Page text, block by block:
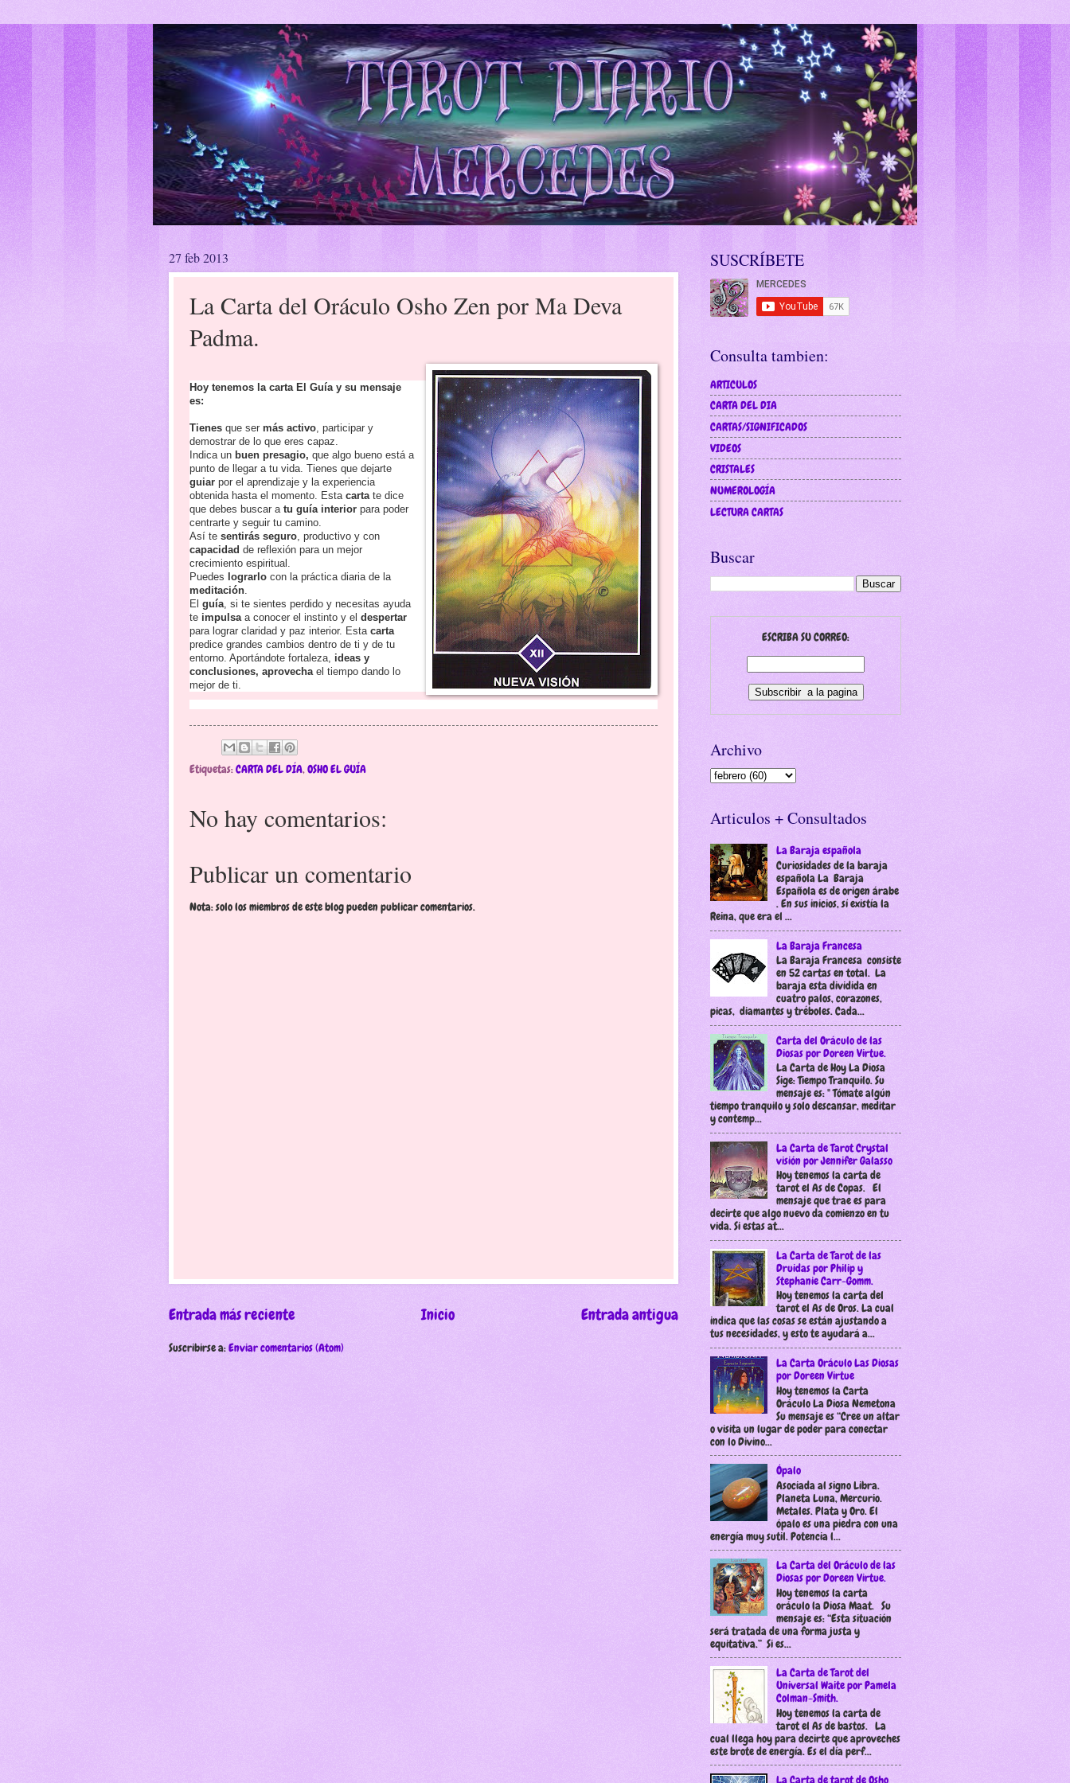
27 feb 2013
La Carta del Oráculo Osho Zen por Ma Deva
Padma.
Hoy tenemos la carta El Guía y su mensaje
es:
Tienes que ser más activo , participar y
demostrar de lo que eres capaz.
Indica un buen presagio, que algo bueno está a
punto de llegar a tu vida. Tienes que dejarte
guiar por el aprendizaje y la experiencia
obtenida hasta el momento. Esta carta te dice
que debes buscar a tu guía interior para poder
centrarte y seguir tu camino.
Así te sentirás seguro , productivo y con
capacidad de reflexión para un mejor
crecimiento espiritual.
Puedes lograrlo con la práctica diaria de la
meditación
El guía , si te sientes perdido y necesitas ayuda
te impulsa a conocer el instinto y el despertar
para lograr claridad y paz interior. Esta carta
predice grandes cambios dentro de ti y de tu
entorno. Aportándote fortaleza, ideas y
conclusiones, aprovecha el tiempo dando lo
mejor de ti.
Etiquetas:CARTA DEL DÍA,OSHO EL GUÍA
No hay comentarios:
Publicar un comentario
Nota: solo los miembros de este blog pueden publicar comentarios.
Entrada más reciente Entrada antigua
Inicio
Suscribirse a:Enviar comentarios (Atom)
SUSCRÍBETE
Consulta tambien:
ARTICULOS
CARTA DEL DIA
CARTAS/SIGNIFICADOS
VIDEOS
CRISTALES
NUMEROLOGÍA
LECTURA CARTAS
Buscar
ESCRIBA SU CORREO:
Archivo
Articulos + Consultados
La Baraja española
Curiosidades de la baraja
española La Baraja
Española es de origen árabe
. En sus inicios, sí existía la
Reina, que era el ...
La Baraja Francesa
La Baraja Francesa consiste
en 52 cartas en total. La
baraja esta dividida en
cuatro palos, corazones,
picas, diamantes y tréboles. Cada...
Carta del Oráculo de las
Diosas por Doreen Virtue.
La Carta de Hoy La Diosa
Sige: Tiempo Tranquilo. Su
mensaje es: " Tómate algún
tiempo tranquilo y solo descansar, meditar
y contemp...
La Carta de Tarot Crystal
visión por Jennifer Galasso
Hoy tenemos la carta de
tarot el As de Copas. El
mensaje que trae es para
decirte que algo nuevo da comienzo en tu
vida. Si estas at...
La Carta de Tarot de las
Druidas por Philip y
Stephanie Carr-Gomm.
Hoy tenemos la carta del
tarot el As de Oros. La cual
indica que las cosas se están ajustando a
tus necesidades, y esto te ayudará a...
La Carta Oráculo Las Diosas
por Doreen Virtue
Hoy tenemos la Carta
Oráculo La Diosa Nemetona
Su mensaje es “Cree un altar
o visita un lugar de poder para conectar
con lo Divino...
Ópalo
Asociada al signo Libra.
Planeta Luna, Mercurio.
Metales. Plata y Oro. El
ópalo es una piedra con una
energía muy sutil. Potencia l...
La Carta del Oráculo de las
Diosas por Doreen Virtue.
Hoy tenemos la carta
oráculo la Diosa Maat. Su
mensaje es: “Esta situación
será tratada de una forma justa y
equitativa.” Si es...
La Carta de Tarot del
Universal Waite por Pamela
Colman-Smith.
Hoy tenemos la carta de
tarot el As de bastos. La
cual llega hoy para decirte que aproveches
este brote de energía. Es el día perf...
La Carta de tarot de Osho